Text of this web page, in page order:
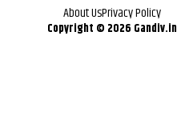
About UsPrivacy Policy
Copyright © 2026 Gandiv.in